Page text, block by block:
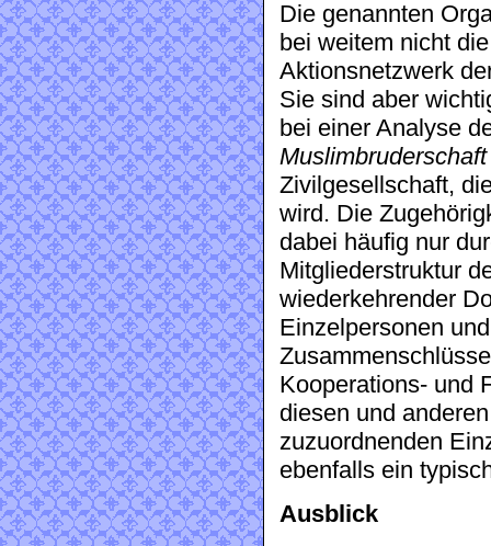
Die genannten
bei weitem nicht
Aktionsnetzwerk
Sie sind aber
bei einer Analyse
Muslimbruderschaft
Zivilgesellschaft,
wird. Die
dabei häufig nur
Mitgliederstruktur
wiederkehrender
Einzelpersonen
Kooperations- und
diesen und
zuzuordnenden
ebenfalls ein
Ausblick